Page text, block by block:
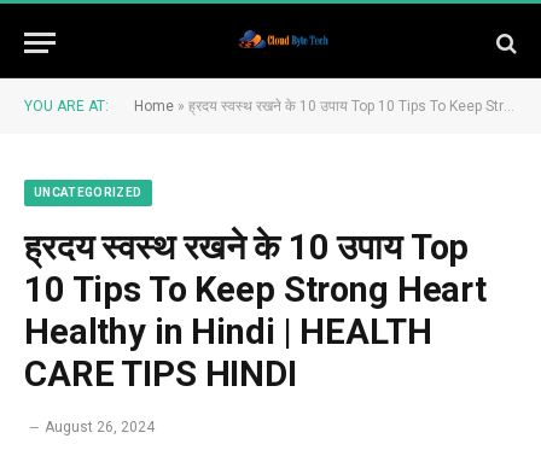
YOU ARE AT: Home » ह्रदय स्वस्थ रखने के 10 उपाय Top 10 Tips To Keep Strong Heart Healthy in Hindi | HEALTH CARE TIPS HINDI
UNCATEGORIZED
ह्रदय स्वस्थ रखने के 10 उपाय Top
10 Tips To Keep Strong Heart
Healthy in Hindi | HEALTH
CARE TIPS HINDI
August 26, 2024